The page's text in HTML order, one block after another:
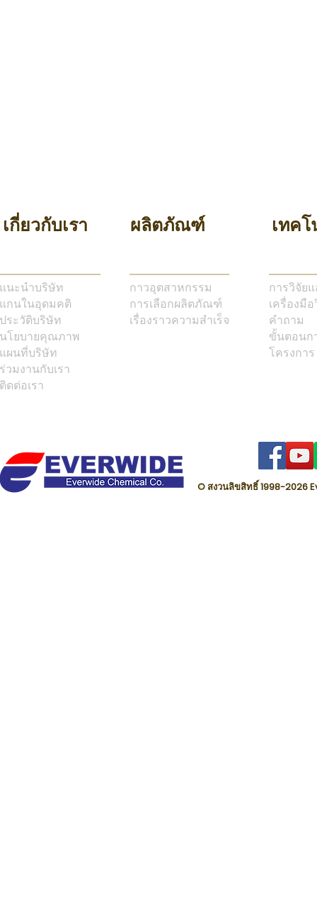
เกี่ยวกับเรา ผลิตภัณฑ์ เทค
แนะนำบริษัท
แกนในอุดมคติ
ประวัติบริษัท
นโยบายคุณภาพ
แผนที่บริษัท
ร่วมงานกับเรา
ติดต่อเรา
กาวอุตสาหกรรม
การเลือกผลิตภัณฑ์
เรื่องราวความสำเร็จ
การวิจัย
เครื่องมื
คำถาม
ขั้นตอนก
โครงการ
© สงวนลิขสิทธิ์ 1998-2026